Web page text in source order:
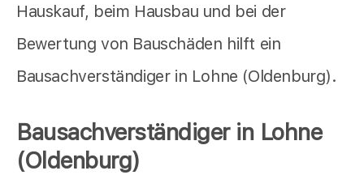
Hauskauf, beim Hausbau und bei der
Bewertung von Bauschäden hilft ein
Bausachverständiger in Lohne (Oldenburg).
Bausachverständiger in Lohne
(Oldenburg)